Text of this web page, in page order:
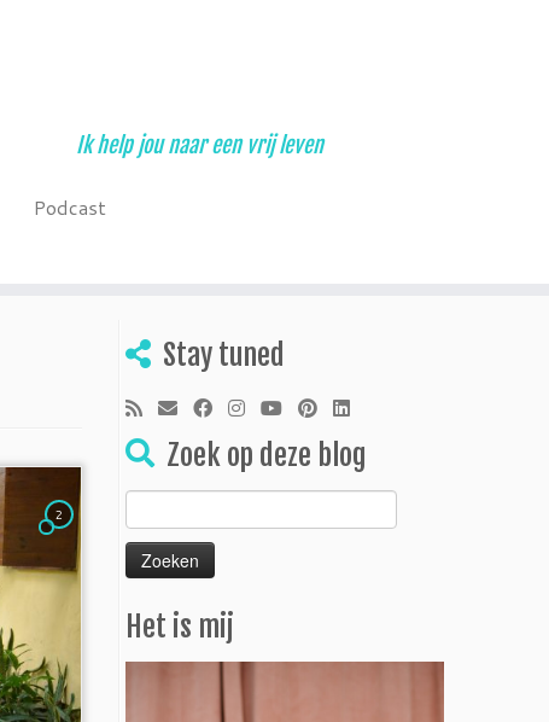
Ik help jou naar een vrij leven
Podcast
2
Stay tuned
Zoek op deze blog
Zoeken
naar:
Het is mij